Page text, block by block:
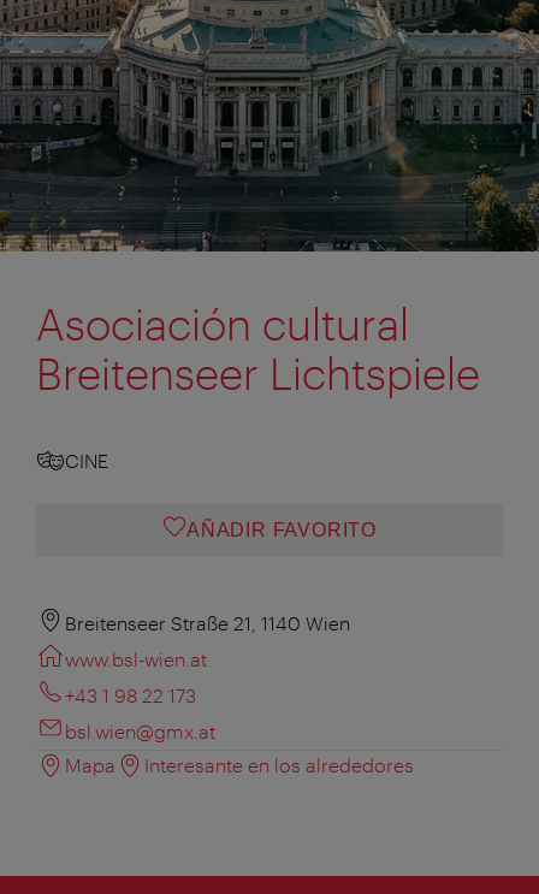
Asociación cultural
Breitenseer Lichtspiele
CINE
AÑADIR FAVORITO
Breitenseer Straße 21, 1140 Wien
www.bsl-wien.at
+43 1 98 22 173
bsl.wien@gmx.at
Mapa
Interesante en los alrededores